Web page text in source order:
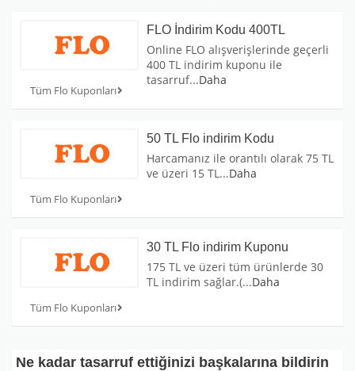
Tüm Flo Kuponları
FLO İndirim Kodu 400TL
Online FLO alışverişlerinde geçerli
400 TL indirim kuponu ile
tasarruf...Daha
Tüm Flo Kuponları
50 TL Flo indirim Kodu
Harcamanız ile orantılı olarak 75 TL
ve üzeri 15 TL...Daha
Tüm Flo Kuponları
30 TL Flo indirim Kuponu
175 TL ve üzeri tüm ürünlerde 30
TL indirim sağlar.(...Daha
Ne kadar tasarruf ettiğinizi başkalarına bildirin